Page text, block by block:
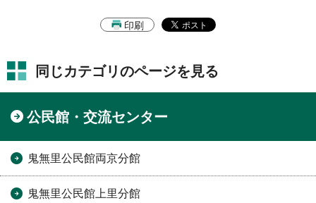
印刷
同じカテゴリのページを見る
公民館・交流センター
鬼無里公民館両京分館
鬼無里公民館上里分館